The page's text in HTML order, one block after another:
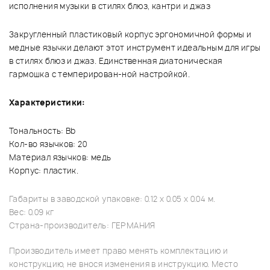
исполнения музыки в стилях блюз, кантри и джаз
Закругленный пластиковый корпус эргономичной формы и
медные язычки делают этот инструмент идеальным для игры
в стилях блюз и джаз. Единственная диатоническая
гармошка с темперирован-ной настройкой.
Характеристики:
Тональность: Bb
Кол-во язычков: 20
Материал язычков: медь
Корпус: пластик.
Габариты в заводской упаковке: 0.12 x 0.05 x 0.04 м.
Вес: 0.09 кг
Страна-производитель: ГЕРМАНИЯ
Производитель имеет право менять комплектацию и
конструкцию, не внося изменения в инструкцию. Место